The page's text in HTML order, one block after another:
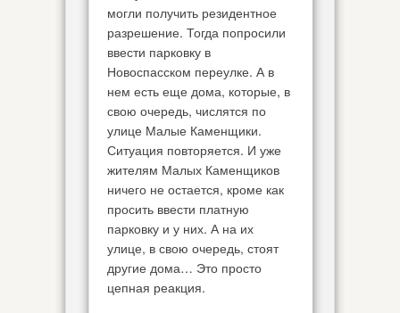
могли получить резидентное
разрешение. Тогда попросили
ввести парковку в
Новоспасском переулке. А в
нем есть еще дома, которые, в
свою очередь, числятся по
улице Малые Каменщики.
Ситуация повторяется. И уже
жителям Малых Каменщиков
ничего не остается, кроме как
просить ввести платную
парковку и у них. А на их
улице, в свою очередь, стоят
другие дома… Это просто
цепная реакция.